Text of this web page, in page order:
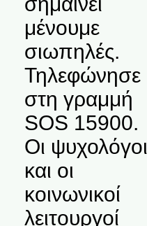
μένουμε
σιωπηλές.
Τηλεφώνησε
στη γραμμή
SOS 15900.
Οι ψυχολόγοι
και οι
κοινωνικοί
λειτουργοί